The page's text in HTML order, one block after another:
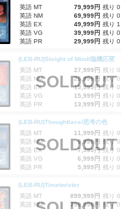
英語 MT
79,999円 残り 0
英語 NM
69,999円 残り 0
英語 EX
49,999円 残り 1
英語 VG
39,999円 残り 0
英語 PR
29,999円 残り 0
(LEB-RU)Sleight of Mind/臨機応変
英語 MT
27,999円 残り 0
英語 NM
25,999円 残り 0
英語 EX
19,999円 残り 0
英語 VG
15,999円 残り 0
英語 PR
13,999円 残り 0
SOLDOUT
(LEB-RU)Thoughtlace/思考の色
英語 MT
11,999円 残り 0
英語 NM
9,999円 残り 0
英語 EX
7,999円 残り 0
英語 VG
6,999円 残り 0
英語 PR
5,999円 残り 0
SOLDOUT
(LEB-RU)Timetwister
英語 MT
899,999円 残り 0
英語 NM
799,999円 残り 0